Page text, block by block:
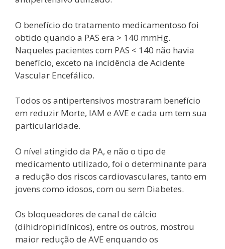
O benefício do tratamento medicamentoso foi
obtido quando a PAS era > 140 mmHg.
Naqueles pacientes com PAS < 140 não havia
benefício, exceto na incidência de Acidente
Vascular Encefálico.
Todos os antipertensivos mostraram benefício
em reduzir Morte, IAM e AVE e cada um tem sua
particularidade.
O nível atingido da PA, e não o tipo de
medicamento utilizado, foi o determinante para
a redução dos riscos cardiovasculares, tanto em
jovens como idosos, com ou sem Diabetes.
Os bloqueadores de canal de cálcio
(dihidropiridínicos), entre os outros, mostrou
maior redução de AVE enquando os